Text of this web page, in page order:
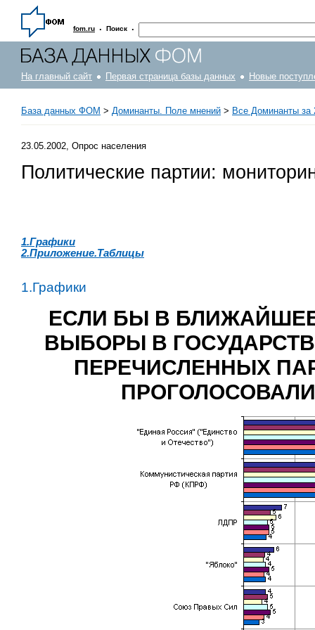
fom.ru · Поиск ·
На главный сайт Первая страница базы данных Новые
База данных ФОМ > Доминанты. Поле мнений > Все Доминанты за
23.05.2002, Опрос населения
Политические партии:
1.Графики
2.Приложение.Таблицы
1.Графики
ЕСЛИ БЫ В
ВЫБОРЫ В
ПЕРЕЧИСЛЕННЫХ
ПРОГОЛОСОВАЛИ?